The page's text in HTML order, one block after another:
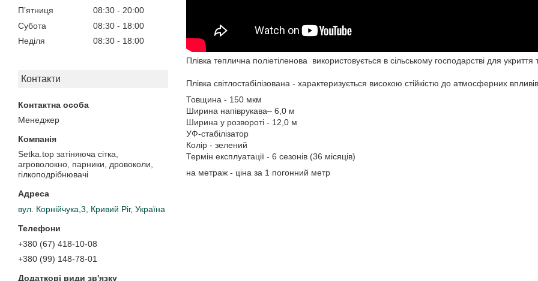
Пʼятниця
08:30
20:00
Субота
08:30
18:00
Неділя
08:30 18:00
Контакти
Менеджер
Setka.top затіняюча сітка,
агроволокно, парники, дровоколи,
гілкоподрібнювачі
вул. Корнійчука,3, Кривий Ріг, Україна
+380 (67) 418-10-08
+380 (99) 148-78-01
Плівка теплична поліетіленова використовується в сільському господарстві для
Плівка світлостабілізована - характеризується високою стійкістю до атмосферних
Товщина - 150 мкм
Ширина напіврукава– 6,0 м
Ширина у розвороті - 12,0 м
УФ-стабілізатор
Колір - зелений
Термін експлуатації - 6 сезонів (36 місяців)
на метраж - ціна за 1 погонний метр